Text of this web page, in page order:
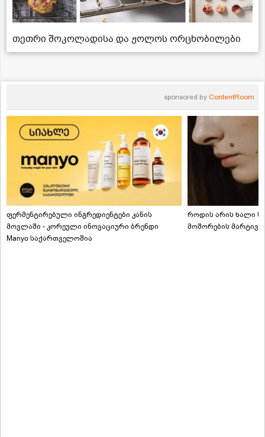
თეთრი შოკოლადისა და ჟოლოს ორცხობილები
sponsored by ContentRoom
ფერმენტირებული ინგრედიენტები კანის
მოვლაში - კორეული ინოვაციური ბრენდი
Manyo საქართველოშია
როდის არის ხალი
მოშორების